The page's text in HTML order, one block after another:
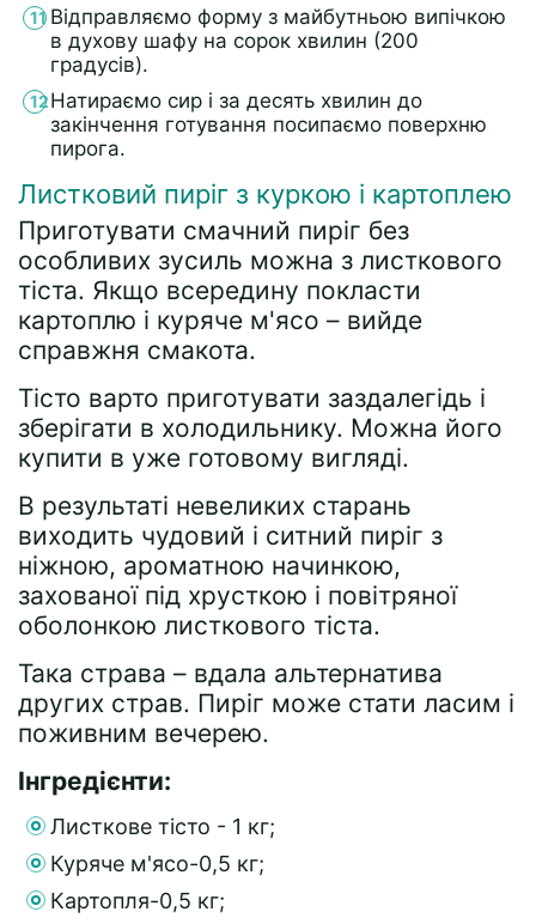
Відправляємо форму з майбутньою випічкою
в духову шафу на сорок хвилин (200
градусів).
Натираємо сир і за десять хвилин до
закінчення готування посипаємо поверхню
пирога.
Листковий пиріг з куркою і картоплею
Приготувати смачний пиріг без
особливих зусиль можна з листкового
тіста. Якщо всередину покласти
картоплю і куряче м'ясо – вийде
справжня смакота.
Тісто варто приготувати заздалегідь і
зберігати в холодильнику. Можна його
купити в уже готовому вигляді.
В результаті невеликих старань
виходить чудовий і ситний пиріг з
ніжною, ароматною начинкою,
захованої під хрусткою і повітряної
оболонкою листкового тіста.
Така страва – вдала альтернатива
других страв. Пиріг може стати ласим і
поживним вечерею.
Інгредієнти:
Листкове тісто - 1 кг;
Куряче м'ясо-0,5 кг;
Картопля-0,5 кг;